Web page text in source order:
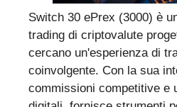
Switch 30 ePrex (3000) è
trading di criptovalute
cercano un'esperienza di
coinvolgente. Con la sua
commissioni competitive e